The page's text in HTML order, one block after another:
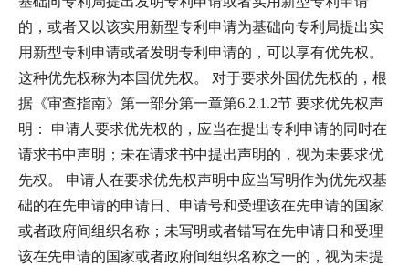
的，或者又以该实用新型专利申请为基础向专利局提出实
用新型专利申请或者发明专利申请的，可以享有优先权。
这种优先权称为本国优先权。 对于要求外国优先权的，根
据《审查指南》第一部分第一章第6.2.1.2节 要求优先权声
明： 申请人要求优先权的，应当在提出专利申请的同时在
请求书中声明；未在请求书中提出声明的，视为未要求优
先权。 申请人在要求优先权声明中应当写明作为优先权基
础的在先申请的申请日、申请号和受理该在先申请的国家
或者政府间组织名称；未写明或者错写在先申请日和受理
该在先申请的国家或者政府间组织名称之一的，视为未提